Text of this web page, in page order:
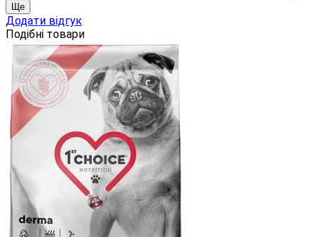
Ще
Додати відгук
Подібні товари